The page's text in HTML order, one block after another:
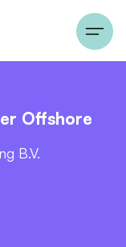
Offshore
B.V.